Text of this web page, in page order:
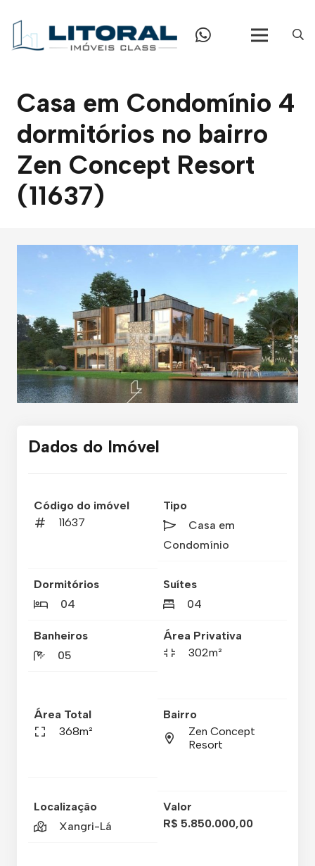
Casa em Condomínio 4
dormitórios no bairro
Zen Concept Resort
(11637)
Dados do Imóvel
Código do imóvel
11637
Tipo
Casa em
Condomínio
Dormitórios
04
Suítes
04
Banheiros
05
Área Privativa
302m²
Área Total
368m²
Bairro
Zen Concept
Resort
Localização
Xangri-Lá
Valor
R$ 5.850.000,00